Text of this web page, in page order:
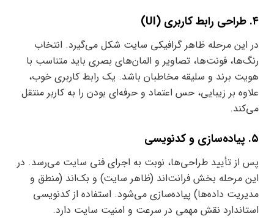
۴. طراحی رابط کاربری (UI)
در این مرحله ظاهر گرافیکی سایت شکل می‌گیرد. انتخاب
رنگ‌ها، فونت‌ها، تصاویر و المان‌های بصری باید متناسب با
هویت برند و سلیقه مخاطبان باشد. یک رابط کاربری خوب،
علاوه بر زیبایی، حس اعتماد و حرفه‌ای بودن را به کاربر منتقل
می‌کند.
۵. پیاده‌سازی و کدنویسی
پس از تأیید طراحی‌ها، نوبت به اجرای فنی سایت می‌رسد. در
این مرحله بخش فرانت‌اند (ظاهر سایت) و بک‌اند (منطق و
مدیریت داده‌ها) پیاده‌سازی می‌شود. استفاده از کدنویسی
استاندارد نقش مهمی در سرعت و امنیت سایت دارد.